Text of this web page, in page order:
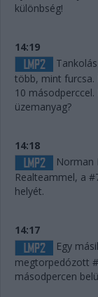
különbség!
14:19
több, mint furcsa.
10
üzemanyag?
14:18
Norman
Realteammel, a
helyét.
14:17
Egy
megtorpedózott
másodpercen